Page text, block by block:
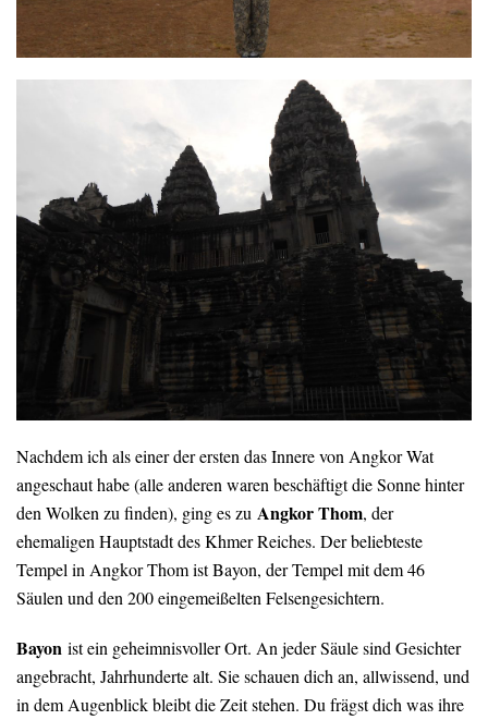
Nachdem ich als einer der ersten das Innere von Angkor Wat
angeschaut habe (alle anderen waren beschäftigt die Sonne hinter
den Wolken zu finden), ging es zu Angkor Thom, der
ehemaligen Hauptstadt des Khmer Reiches. Der beliebteste
Tempel in Angkor Thom ist Bayon, der Tempel mit dem 46
Säulen und den 200 eingemeißelten Felsengesichtern.
Bayon ist ein geheimnisvoller Ort. An jeder Säule sind Gesichter
angebracht, Jahrhunderte alt. Sie schauen dich an, allwissend, und
in dem Augenblick bleibt die Zeit stehen. Du frägst dich was ihre